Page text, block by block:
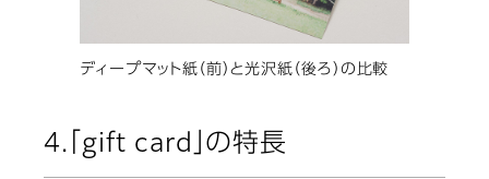
ディープマット紙（前）と光沢紙（後ろ）の比較
4.「gift card」の特長